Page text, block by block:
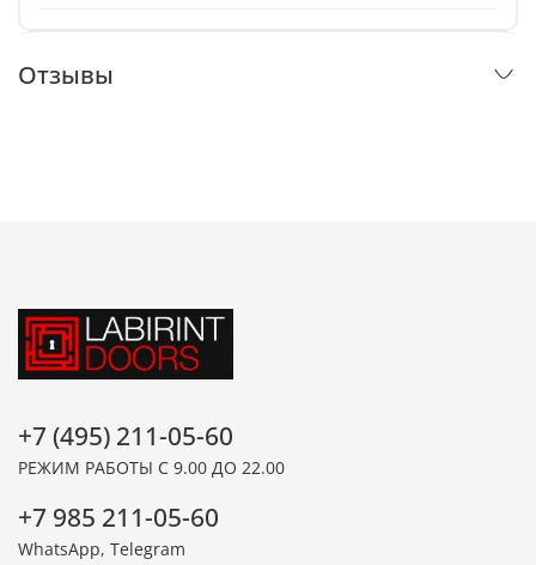
Отзывы
+7 (495) 211-05-60
РЕЖИМ РАБОТЫ С 9.00 ДО 22.00
+7 985 211-05-60
WhatsApp, Telegram